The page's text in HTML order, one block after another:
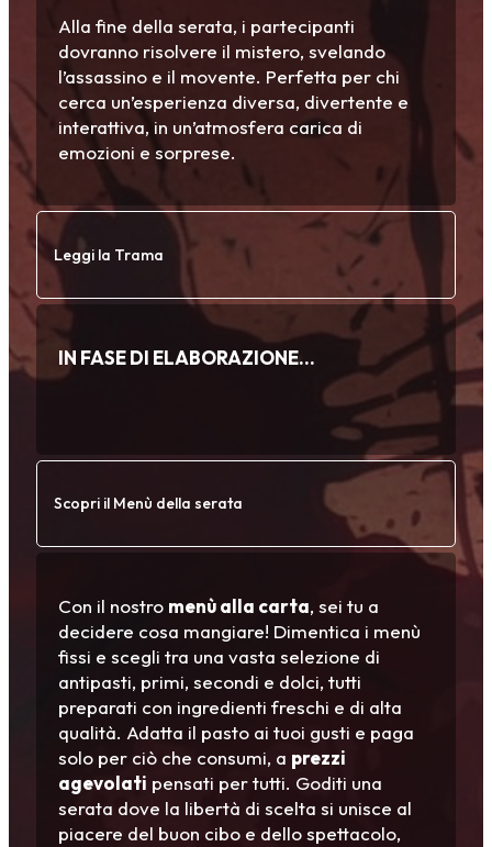
Alla fine della serata, i partecipanti
dovranno risolvere il mistero, svelando
l’assassino e il movente. Perfetta per chi
cerca un’esperienza diversa, divertente e
interattiva, in un’atmosfera carica di
emozioni e sorprese.
Leggi la Trama
IN FASE DI ELABORAZIONE…
Scopri il Menù della serata
Con il nostro menù alla carta, sei tu a
decidere cosa mangiare! Dimentica i menù
fissi e scegli tra una vasta selezione di
antipasti, primi, secondi e dolci, tutti
preparati con ingredienti freschi e di alta
qualità. Adatta il pasto ai tuoi gusti e paga
solo per ciò che consumi, a prezzi
agevolati pensati per tutti. Goditi una
serata dove la libertà di scelta si unisce al
piacere del buon cibo e dello spettacolo,